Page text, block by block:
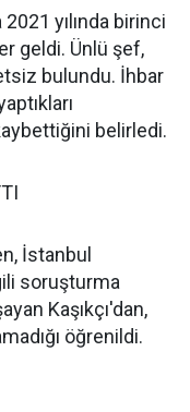
yılında birinci
geldi. Ünlü şef,
bulundu. İhbar
belirledi.
İstanbul
soruşturma
Kaşıkçı'dan,
öğrenildi.